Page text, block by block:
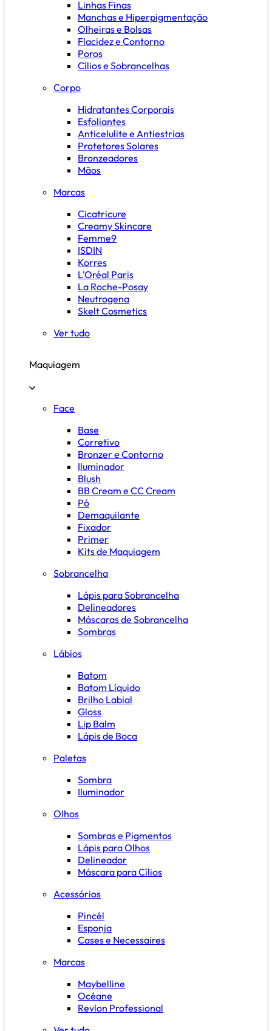
Linhas Finas
Manchas e Hiperpigmentação
Olheiras e Bolsas
Flacidez e Contorno
Poros
Cílios e Sobrancelhas
Corpo
Hidratantes Corporais
Esfoliantes
Anticelulite e Antiestrias
Protetores Solares
Bronzeadores
Mãos
Marcas
Cicatricure
Creamy Skincare
Femme9
ISDIN
Korres
L'Oréal Paris
La Roche-Posay
Neutrogena
Skelt Cosmetics
Ver tudo
Maquiagem
Face
Base
Corretivo
Bronzer e Contorno
Iluminador
Blush
BB Cream e CC Cream
Pó
Demaquilante
Fixador
Primer
Kits de Maquiagem
Sobrancelha
Lápis para Sobrancelha
Delineadores
Máscaras de Sobrancelha
Sombras
Lábios
Batom
Batom Líquido
Brilho Labial
Gloss
Lip Balm
Lápis de Boca
Paletas
Sombra
Iluminador
Olhos
Sombras e Pigmentos
Lápis para Olhos
Delineador
Máscara para Cílios
Acessórios
Pincél
Esponja
Cases e Necessaires
Marcas
Maybelline
Océane
Revlon Professional